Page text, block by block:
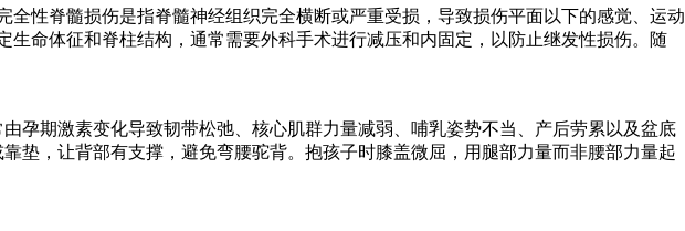
性脊髓损伤是指脊髓神经组织完全横断或严重受损，导致损伤平面以下的感觉、运动
命体征和脊柱结构，通常需要外科手术进行减压和内固定，以防止继发性损伤。随
孕期激素变化导致韧带松弛、核心肌群力量减弱、哺乳姿势不当、产后劳累以及盆底
垫，让背部有支撑，避免弯腰驼背。抱孩子时膝盖微屈，用腿部力量而非腰部力量起